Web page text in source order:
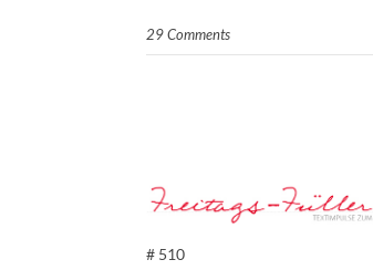
29 Comments
# 510